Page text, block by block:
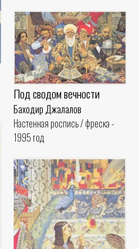
Под сводом вечности
Баходир Джалалов
Настенная роспись / фреска -
1995 год